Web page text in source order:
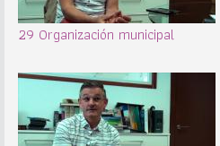
29 Organización municipal